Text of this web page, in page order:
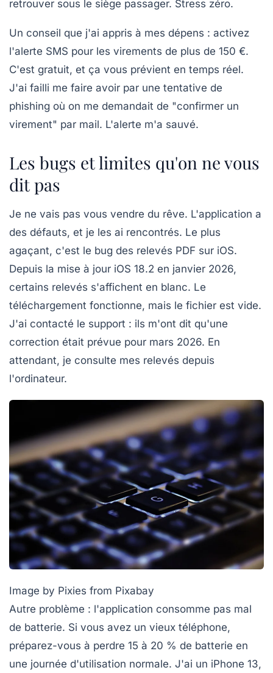
retrouver sous le siège passager. Stress zéro.
Un conseil que j'ai appris à mes dépens : activez
l'alerte SMS pour les virements de plus de 150 €.
C'est gratuit, et ça vous prévient en temps réel.
J'ai failli me faire avoir par une tentative de
phishing où on me demandait de "confirmer un
virement" par mail. L'alerte m'a sauvé.
Les bugs et limites qu'on ne vous
dit pas
Je ne vais pas vous vendre du rêve. L'application a
des défauts, et je les ai rencontrés. Le plus
agaçant, c'est le bug des relevés PDF sur iOS.
Depuis la mise à jour iOS 18.2 en janvier 2026,
certains relevés s'affichent en blanc. Le
téléchargement fonctionne, mais le fichier est vide.
J'ai contacté le support : ils m'ont dit qu'une
correction était prévue pour mars 2026. En
attendant, je consulte mes relevés depuis
l'ordinateur.
Image by Pixies from Pixabay
Autre problème : l'application consomme pas mal
de batterie. Si vous avez un vieux téléphone,
préparez-vous à perdre 15 à 20 % de batterie en
une journée d'utilisation normale. J'ai un iPhone 13,